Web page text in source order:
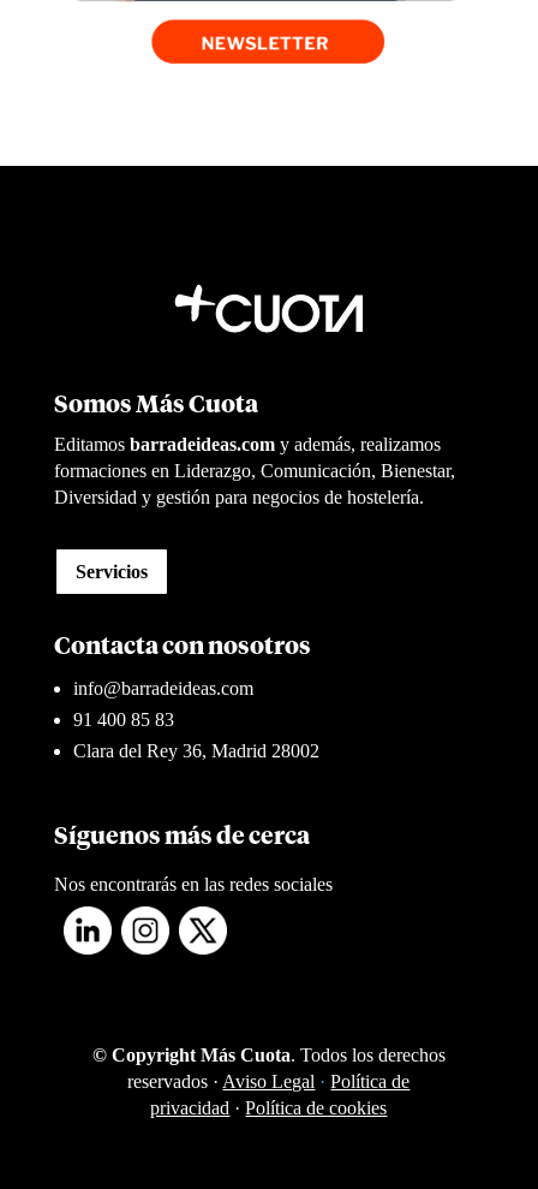
Somos Más Cuota
Editamosbarradeideas.com y además, realizamos
formaciones en Liderazgo, Comunicación, Bienestar,
Diversidad y gestión para negocios de hostelería.
Servicios
Contacta con nosotros
info@barradeideas.com
91 400 85 83
Clara del Rey 36, Madrid 28002
Síguenos más de cerca
Nos encontrarás en las redes sociales
© Copyright Más Cuota. Todos los derechos
reservados · Aviso Legal · Política de
privacidad ·Política de cookies